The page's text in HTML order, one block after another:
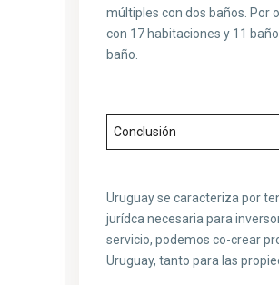
múltiples con dos baños. Por
con 17 habitaciones y 11
baño.
Conclusión
Uruguay se caracteriza por
jurídca necesaria para
servicio, podemos co-crear
Uruguay, tanto para las